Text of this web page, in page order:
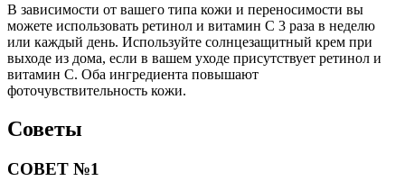
В зависимости от вашего типа кожи и переносимости вы
можете использовать ретинол и витамин C 3 раза в неделю
или каждый день. Используйте солнцезащитный крем при
выходе из дома, если в вашем уходе присутствует ретинол и
витамин С. Оба ингредиента повышают
фоточувствительность кожи.
Советы
СОВЕТ №1